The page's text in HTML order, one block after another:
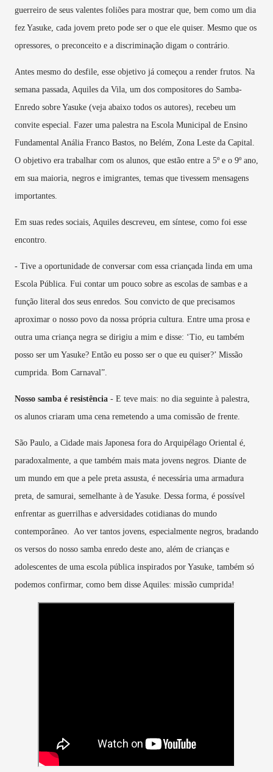
guerreiro de seus valentes foliões para mostrar que, bem como um dia
fez Yasuke, cada jovem preto pode ser o que ele quiser. Mesmo que os
opressores, o preconceito e a discriminação digam o contrário.
Antes mesmo do desfile, esse objetivo já começou a render frutos. Na
semana passada, Aquiles da Vila, um dos compositores do Samba-
Enredo sobre Yasuke (veja abaixo todos os autores), recebeu um
convite especial. Fazer uma palestra na Escola Municipal de Ensino
Fundamental Anália Franco Bastos, no Belém, Zona Leste da Capital.
O objetivo era trabalhar com os alunos, que estão entre a 5º e o 9º ano,
em sua maioria, negros e imigrantes, temas que tivessem mensagens
importantes.
Em suas redes sociais, Aquiles descreveu, em síntese, como foi esse
encontro.
- Tive a oportunidade de conversar com essa criançada linda em uma
Escola Pública. Fui contar um pouco sobre as escolas de sambas e a
função literal dos seus enredos. Sou convicto de que precisamos
aproximar o nosso povo da nossa própria cultura. Entre uma prosa e
outra uma criança negra se dirigiu a mim e disse: ‘Tio, eu também
posso ser um Yasuke? Então eu posso ser o que eu quiser?’ Missão
cumprida. Bom Carnaval”.
Nosso samba é resistência - E teve mais: no dia seguinte à palestra,
os alunos criaram uma cena remetendo a uma comissão de frente.
São Paulo, a Cidade mais Japonesa fora do Arquipélago Oriental é,
paradoxalmente, a que também mais mata jovens negros. Diante de
um mundo em que a pele preta assusta, é necessária uma armadura
preta, de samurai, semelhante à de Yasuke. Dessa forma, é possível
enfrentar as guerrilhas e adversidades cotidianas do mundo
contemporâneo. Ao ver tantos jovens, especialmente negros, bradando
os versos do nosso samba enredo deste ano, além de crianças e
adolescentes de uma escola pública inspirados por Yasuke, também só
podemos confirmar, como bem disse Aquiles: missão cumprida!